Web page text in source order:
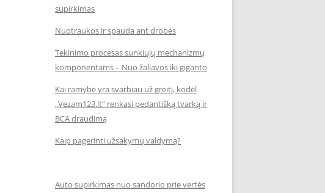
supirkimas
Nuotraukos ir spauda ant drobės
Tekinimo procesas sunkiųjų mechanizmų
komponentams – Nuo žaliavos iki giganto
Kai ramybė yra svarbiau už greitį, kodėl
„Vezam123.lt“ renkasi pedantišką tvarką ir
BCA draudimą
Kaip pagerinti užsakymų valdymą?
Auto supirkimas nuo sandorio prie vertės